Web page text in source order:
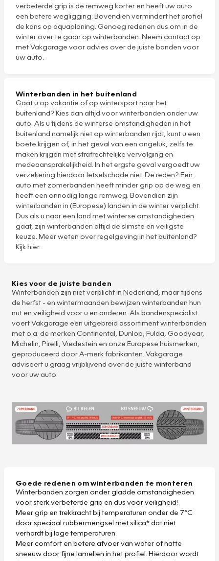
verbeterde grip is de remweg korter en heeft uw auto
een betere wegligging. Bovendien vermindert het profiel
de kans op aquaplaning. Genoeg redenen dus om in de
winter over te gaan op winterbanden. Neem contact op
met Vakgarage voor advies over de juiste banden voor
uw auto.
Winterbanden in het buitenland
Gaat u op vakantie of op wintersport naar het
buitenland? Kies dan altijd voor winterbanden onder uw
auto. Als u tijdens de winterse omstandigheden in het
buitenland namelijk niet op winterbanden rijdt, kunt u een
boete krijgen of, in het geval van een ongeluk, zelfs te
maken krijgen met strafrechtelijke vervolging en
medeaansprakelijkheid. In het ergste geval vergoedt uw
verzekering hierdoor letselschade niet. De reden? Een
auto met zomerbanden heeft minder grip op de weg en
heeft een onnodig lange remweg. Bovendien zijn
winterbanden in (Europese) landen in de winter verplicht.
Dus als u naar een land met winterse omstandigheden
gaat, zijn winterbanden altijd de slimste en veiligste
keuze. Meer weten over regelgeving in het buitenland?
Kijk hier.
Kies voor de juiste banden
Winterbanden zijn niet verplicht in Nederland, maar tijdens
de herfst - en wintermaanden bewijzen winterbanden hun
nut en veiligheid voor u en anderen. Als bandenspecialist
voert Vakgarage een uitgebreid assortiment winterbanden
met o.a. de merken Continental, Dunlop, Fulda, Goodyear,
Michelin, Pirelli, Vredestein en onze Europese huismerken,
geproduceerd door A-merk fabrikanten. Vakgarage
adviseert u graag vrijblijvend over de juiste winterband
voor uw auto.
Goede redenen om winterbanden te monteren
Winterbanden zorgen onder gladde omstandigheden
voor sterk verbeterde grip en dus voor veiligheid!
Meer grip en trekkracht bij temperaturen onder de 7°C
door speciaal rubbermengsel met silica* dat niet
verhardt bij lage temperaturen.
Meer comfort en betere afvoer van water of natte
sneeuw door fijne lamellen in het profiel. Hierdoor wordt